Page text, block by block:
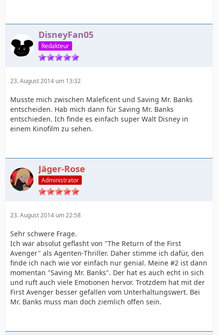
DisneyFan05
Redakteur
23. August 2014 um 13:32
Musste mich zwischen Maleficent und Saving Mr. Banks
entscheiden. Hab mich dann für Saving Mr. Banks
entschieden. Ich finde es einfach super Walt Disney in
einem Kinofilm zu sehen.
Jäger-Rose
Administrator
23. August 2014 um 22:58
Sehr schwere Frage.
Ich war absolut geflasht von "The Return of the First
Avenger" als Agenten-Thriller. Daher stimme ich dafür, den
finde ich nach wie vor einfach nur genial. Meine #2 ist dann
momentan "Saving Mr. Banks". Der hat es auch echt in sich
und ruft auch viele Emotionen hervor. Trotzdem hat mit der
First Avenger besser gefallen vom Unterhaltungswert. Bei
Mr. Banks muss man doch ziemlich offen sein.